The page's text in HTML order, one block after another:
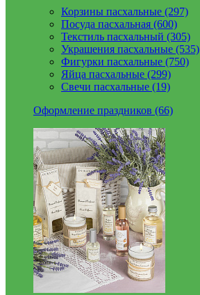
Корзины пасхальные (297)
Посуда пасхальная (600)
Текстиль пасхальный (305)
Украшения пасхальные (535)
Фигурки пасхальные (750)
Яйца пасхальные (299)
Свечи пасхальные (19)
Оформление праздников (66)